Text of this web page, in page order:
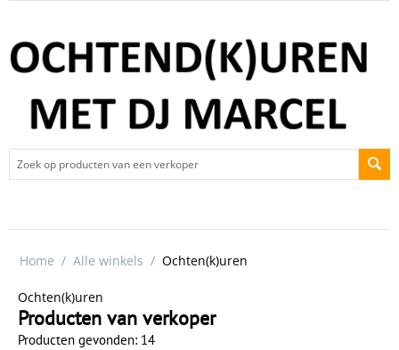
Home / Alle winkels / Ochten(k)uren
Ochten(k)uren
Producten van verkoper
Producten gevonden: 14